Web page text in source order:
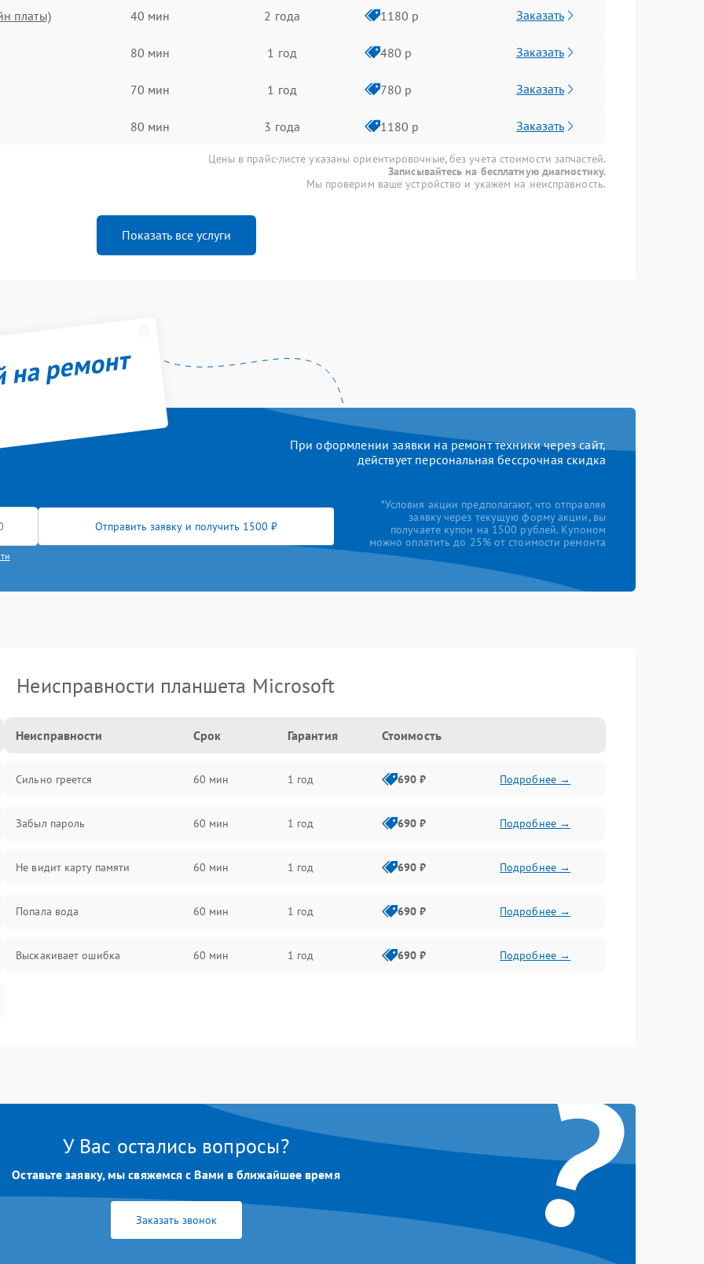
платы) 40 мин 2 года 1180 р Заказать
80 мин 1 год 480 р Заказать
70 мин 1 год 780 р Заказать
80 мин 3 года 1180 р Заказать
Цены в прайс-листе указаны ориентировочные, без учета стоимости запчастей.
Записывайтесь на бесплатную диагностику.
Мы проверим ваше устройство и укажем на неисправность.
Показать все услуги
ремонт
При оформлении заявки на ремонт техники через сайт,
действует персональная бессрочная скидка
Отправить заявку и получить 1500 ₽
*Условия акции предполагают, что отправляя
заявку через текущую форму акции, вы
получаете купон на 1500 рублей. Купоном
можно оплатить до 25% от стоимости ремонта
Неисправности планшета Microsoft
Неисправности Срок Гарантия Стоимость
Сильно греется 60 мин 1 год 690 ₽ Подробнее →
Забыл пароль 60 мин 1 год 690 ₽ Подробнее →
Не видит карту памяти 60 мин 1 год 690 ₽ Подробнее →
Попала вода 60 мин 1 год 690 ₽ Подробнее →
Выскакивает ошибка 60 мин 1 год 690 ₽ Подробнее →
?
У Вас остались вопросы?
Оставьте заявку, мы свяжемся с Вами в ближайшее время
Заказать звонок